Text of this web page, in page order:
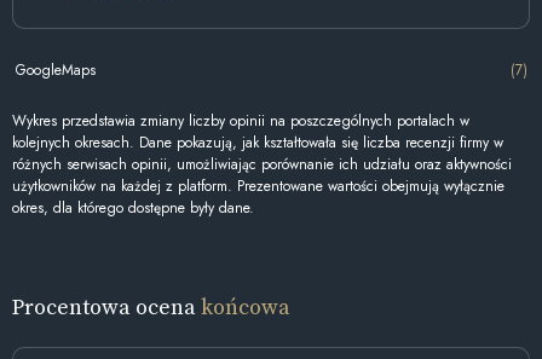
GoogleMaps (7)
Wykres przedstawia zmiany liczby opinii na poszczególnych portalach w
kolejnych okresach. Dane pokazują, jak kształtowała się liczba recenzji firmy w
różnych serwisach opinii, umożliwiając porównanie ich udziału oraz aktywności
użytkowników na każdej z platform. Prezentowane wartości obejmują wyłącznie
okres, dla którego dostępne były dane.
Procentowa ocenakońcowa